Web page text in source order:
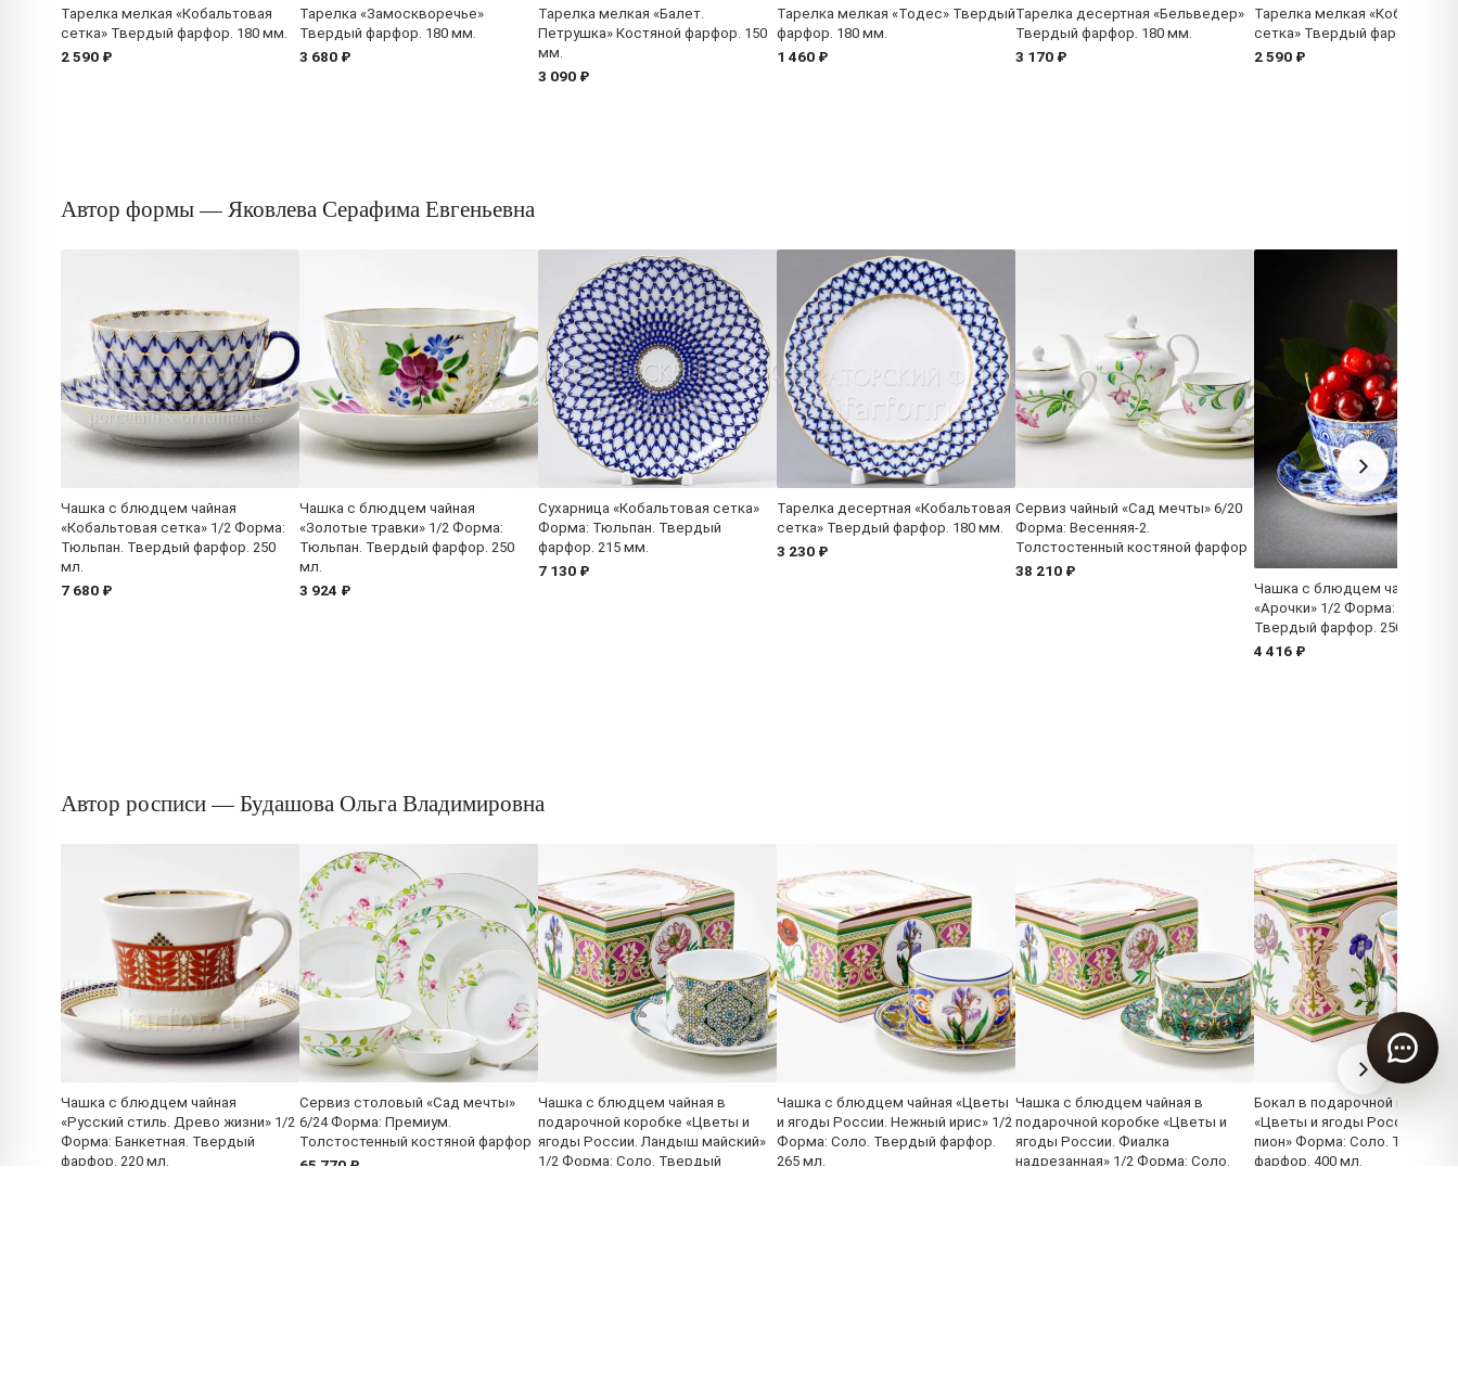
Тарелка мелкая «Кобальтовая
сетка» Твердый фарфор. 180 мм.
2 590 ₽
Тарелка «Замоскворечье»
Твердый фарфор. 180 мм.
3 680 ₽
Тарелка мелкая «Балет.
Петрушка» Костяной фарфор. 150
мм.
3 090 ₽
Тарелка мелкая «Тодес» Твердый
фарфор. 180 мм.
1 460 ₽
Тарелка десертная «Бельведер»
Твердый фарфор. 180 мм.
3 170 ₽
Тарелка мелкая
сетка» Твердый фарфор.
2 590 ₽
Автор формы — Яковлева Серафима Евгеньевна
Чашка с блюдцем чайная
«Кобальтовая сетка» 1/2 Форма:
Тюльпан. Твердый фарфор. 250
мл.
7 680 ₽
Чашка с блюдцем чайная
«Золотые травки» 1/2 Форма:
Тюльпан. Твердый фарфор. 250
мл.
3 924 ₽
Сухарница «Кобальтовая сетка»
Форма: Тюльпан. Твердый
фарфор. 215 мм.
7 130 ₽
Тарелка десертная «Кобальтовая
сетка» Твердый фарфор. 180 мм.
3 230 ₽
Сервиз чайный «Сад мечты» 6/20
Форма: Весенняя-2.
Толстостенный костяной фарфор
38 210 ₽
Чашка с блюдцем чайная
«Арочки» 1/2 Форма:
Твердый фарфор. 250 мл.
4 416 ₽
Автор росписи — Будашова Ольга Владимировна
Чашка с блюдцем чайная
«Русский стиль. Древо жизни» 1/2
Форма: Банкетная. Твердый
фарфор. 220 мл.
Сервиз столовый «Сад мечты»
6/24 Форма: Премиум.
Толстостенный костяной фарфор
65 770 ₽
Чашка с блюдцем чайная в
подарочной коробке «Цветы и
ягоды России. Ландыш майский»
1/2 Форма: Соло. Твердый
Чашка с блюдцем чайная «Цветы
и ягоды России. Нежный ирис» 1/2
Форма: Соло. Твердый фарфор.
265 мл.
Чашка с блюдцем чайная в
подарочной коробке «Цветы и
ягоды России. Фиалка
надрезанная» 1/2 Форма: Соло.
Бокал в подарочной коробке
«Цветы и ягоды России.
пион» Форма: Соло. Твердый
фарфор. 400 мл.